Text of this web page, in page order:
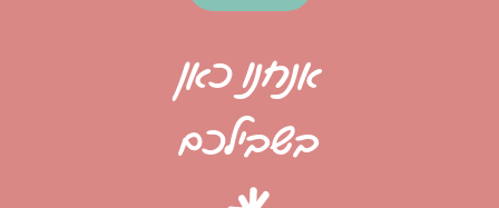
אנחנו כאן
בשבילכם